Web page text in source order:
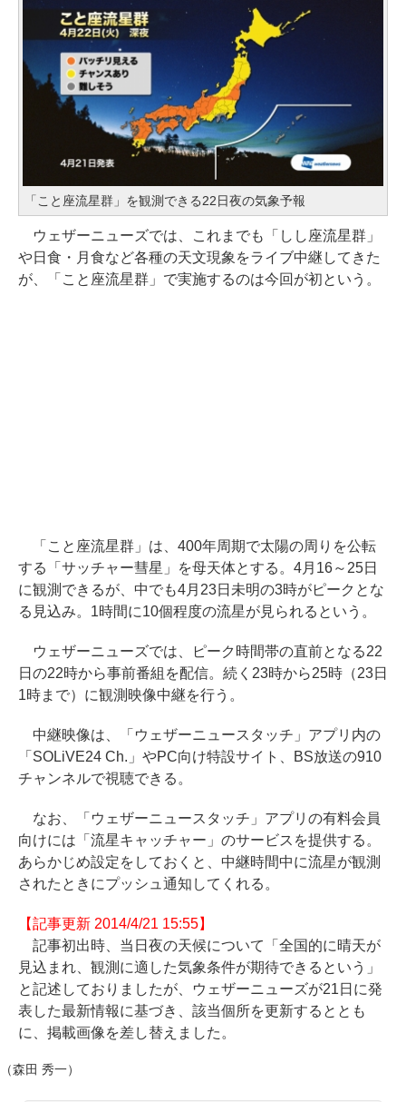
「こと座流星群」を観測できる22日夜の気象予報
ウェザーニューズでは、これまでも「しし座流星群」
や日食・月食など各種の天文現象をライブ中継してきた
が、「こと座流星群」で実施するのは今回が初という。
「こと座流星群」は、400年周期で太陽の周りを公転
する「サッチャー彗星」を母天体とする。4月16～25日
に観測できるが、中でも4月23日未明の3時がピークとな
る見込み。1時間に10個程度の流星が見られるという。
ウェザーニューズでは、ピーク時間帯の直前となる22
日の22時から事前番組を配信。続く23時から25時（23日
1時まで）に観測映像中継を行う。
中継映像は、「ウェザーニュースタッチ」アプリ内の
「SOLiVE24 Ch.」やPC向け特設サイト、BS放送の910
チャンネルで視聴できる。
なお、「ウェザーニュースタッチ」アプリの有料会員
向けには「流星キャッチャー」のサービスを提供する。
あらかじめ設定をしておくと、中継時間中に流星が観測
されたときにプッシュ通知してくれる。
【記事更新 2014/4/21 15:55】
記事初出時、当日夜の天候について「全国的に晴天が
見込まれ、観測に適した気象条件が期待できるという」
と記述しておりましたが、ウェザーニューズが21日に発
表した最新情報に基づき、該当個所を更新するととも
に、掲載画像を差し替えました。
（森田 秀一）